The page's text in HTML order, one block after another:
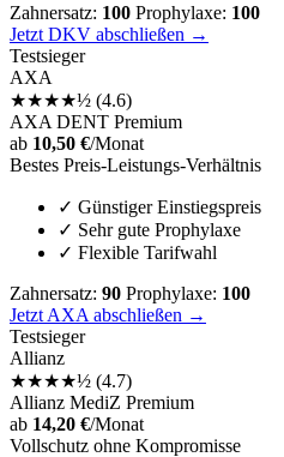
Zahnersatz: 100 Prophylaxe: 100
Jetzt DKV abschließen →
Testsieger
AXA
★★★★½ (4.6)
AXA DENT Premium
ab 10,50 €/Monat
Bestes Preis-Leistungs-Verhältnis
✓ Günstiger Einstiegspreis
✓ Sehr gute Prophylaxe
✓ Flexible Tarifwahl
Zahnersatz: 90 Prophylaxe: 100
Jetzt AXA abschließen →
Testsieger
Allianz
★★★★½ (4.7)
Allianz MediZ Premium
ab 14,20 €/Monat
Vollschutz ohne Kompromisse